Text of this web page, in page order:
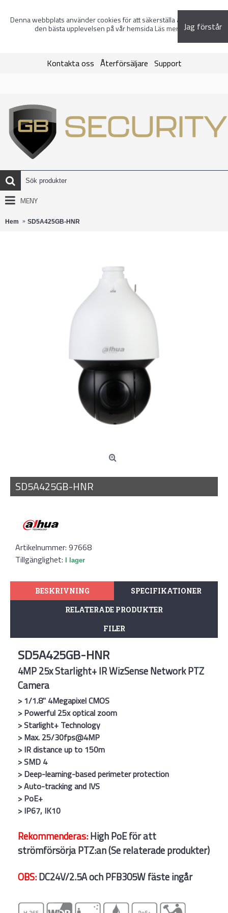
Denna webbplats använder cookies för att säkerställa att du får
den bästa upplevelsen på vår hemsidaLäs mer Jag förstår
Kontakta oss Återförsäljare Support
MENY
Hem SD5A425GB-HNR
SD5A425GB-HNR
Artikelnummer: 97668
Tillgänglighet:
I lager
BESKRIVNING
SPECIFIKATIONER
RELATERADE PRODUKTER
FILER
SD5A425GB-HNR
4MP 25x Starlight+ IR WizSense Network PTZ
Camera
> 1/1.8" 4Megapixel CMOS
> Powerful 25x optical zoom
> Starlight+ Technology
> Max. 25/30fps@4MP
> IR distance up to 150m
> SMD 4
> Deep-learning-based perimeter protection
> Auto-tracking and IVS
> PoE+
> IP67, IK10
Rekommenderas:High PoE för att
strömförsörja PTZ:an (Se relaterade produkter)
OBS:DC24V/2.5A och PFB305W fäste ingår